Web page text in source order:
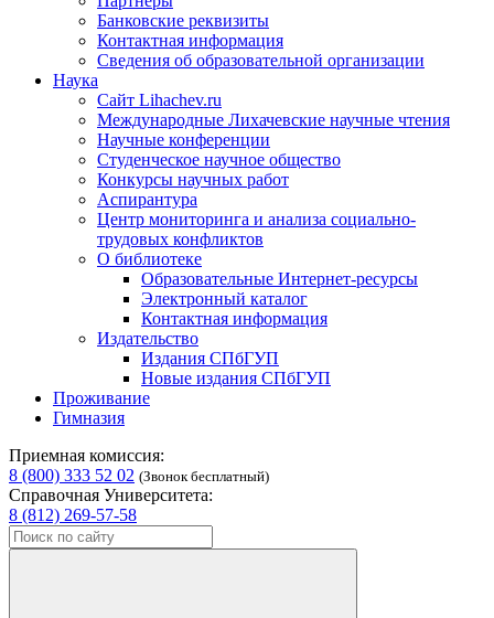
Банковские реквизиты
Контактная информация
Сведения об образовательной организации
Наука
Сайт Lihachev.ru
Международные Лихачевские научные чтения
Научные конференции
Студенческое научное общество
Конкурсы научных работ
Аспирантура
Центр мониторинга и анализа социально-
трудовых конфликтов
О библиотеке
Образовательные Интернет-ресурсы
Электронный каталог
Контактная информация
Издательство
Издания СПбГУП
Новые издания СПбГУП
Проживание
Гимназия
Приемная комиссия:
8 (800) 333 52 02 (Звонок бесплатный)
Справочная Университета:
8 (812) 269-57-58